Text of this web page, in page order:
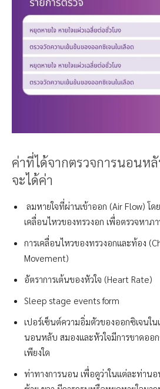
ค่าที่ได้จากตรวจการนอนห
จะได้ค่า
ลมหายใจที่ผ่านเข้าออก (Air Flow) โด
เคลื่อนไหวของทรวงอก เพื่อตรวจหา
การเคลื่อนไหวของทรวงอกและท้อง
Movement)
อัตราการเต้นของหัวใจ (Heart Rate)
Sleep stage events form
เปอร์เซ็นต์ความอิ่มตัวของออกซิเจนใ
นอนหลับ สมองและหัวใจมีการขาดออ
เพียงใด
ท่าทางการนอน เพื่อดูว่าในแต่ละท่าน